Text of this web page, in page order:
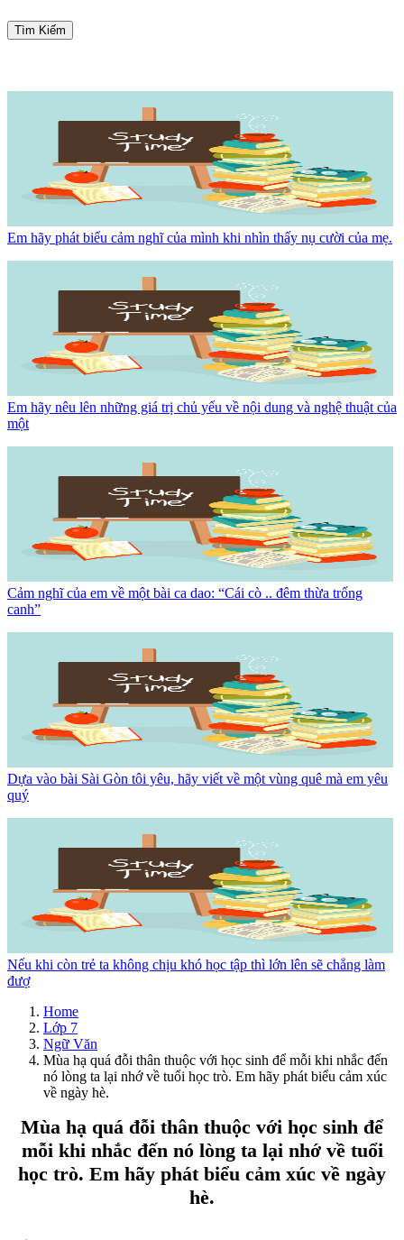
Tìm Kiếm
Em hãy phát biểu cảm nghĩ của mình khi nhìn thấy nụ cười của mẹ.
Em hãy nêu lên những giá trị chủ yếu về nội dung và nghệ thuật của
một
Cảm nghĩ của em về một bài ca dao: “Cái cò .. đêm thừa trống
canh”
Dựa vào bài Sài Gòn tôi yêu, hãy viết về một vùng quê mà em yêu
quý
Nếu khi còn trẻ ta không chịu khó học tập thì lớn lên sẽ chẳng làm
đượ
Home
Lớp 7
Ngữ Văn
Mùa hạ quá đỗi thân thuộc với học sinh để mỗi khi nhắc đến
nó lòng ta lại nhớ về tuổi học trò. Em hãy phát biểu cảm xúc
về ngày hè.
Mùa hạ quá đỗi thân thuộc với học sinh để
mỗi khi nhắc đến nó lòng ta lại nhớ về tuổi
học trò. Em hãy phát biểu cảm xúc về ngày
hè.